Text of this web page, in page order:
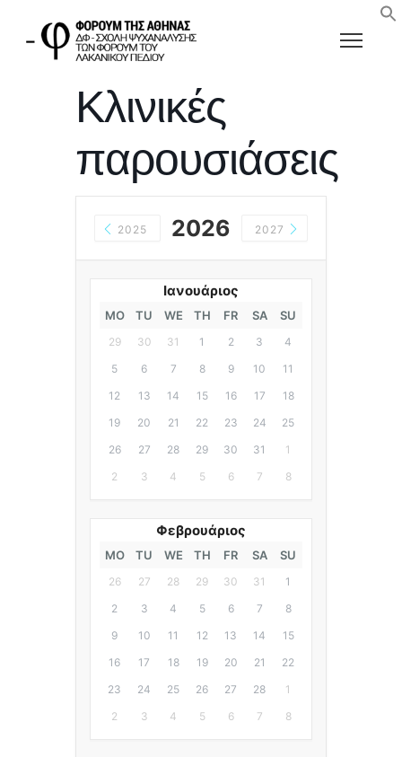
Κλινικές
παρουσιάσεις
2025 2026 2027
Ιανουάριος
MO TU WE TH FR SA SU
29 30 31 1 2 3
4
5
6 7 8 9 10
11
12
13 14 15 16 17
18
19
20 21 22 23 24
25
26
27 28 29 30 31
1
2
3 4 5 6 7 8
Φεβρουάριος
MO TU WE TH FR SA SU
26 27 28 29 30 31
1
2
3 4 5 6 7
8
9
10 11 12 13 14
15
16
17 18 19 20 21
22
23
24 25 26 27 28
1
2
3 4 5 6 7 8